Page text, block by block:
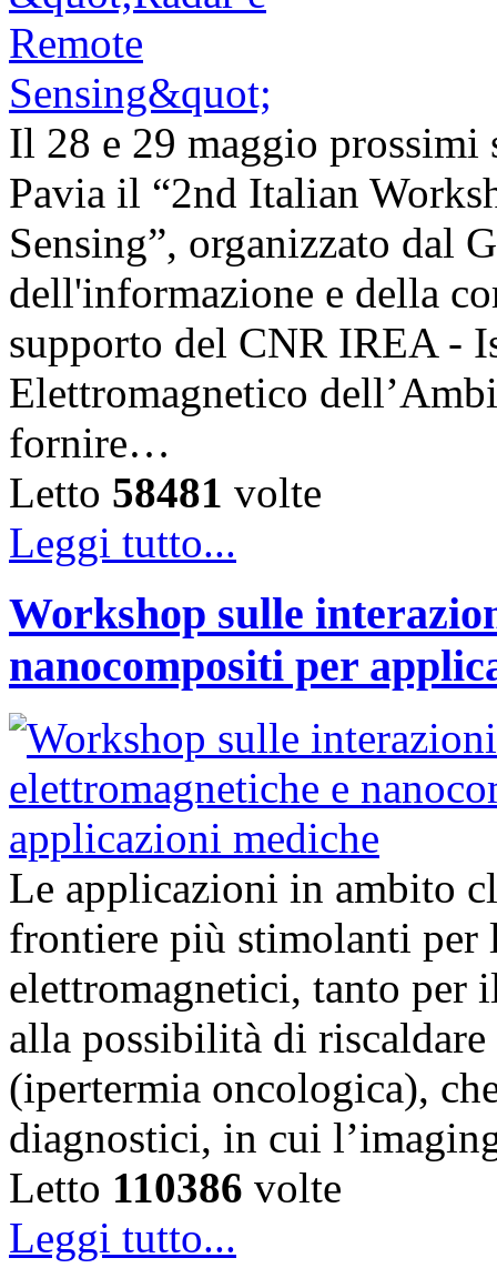
Il 28 e 29 maggio prossimi
Pavia il “2nd Italian
Sensing”, organizzato dal
dell'informazione e della
supporto del CNR IREA -
Elettromagnetico
fornire…
Letto 58481 volte
Leggi tutto...
Workshop sulle
nanocompositi per
Le applicazioni in ambito
frontiere più stimolanti per
elettromagnetici, tanto per
alla possibilità di
(ipertermia oncologica),
diagnostici, in cui
Letto 110386 volte
Leggi tutto...